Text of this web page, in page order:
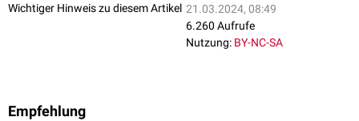
Wichtiger Hinweis zu diesem Artikel 21.03.2024, 08:49
6.260 Aufrufe
Nutzung: BY-NC-SA
Empfehlung